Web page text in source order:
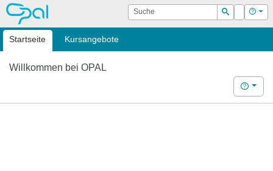
OPAL Suche
Suchen
Login Hilfe
Startseite Kursangebote
Willkommen bei OPAL
Hilfe